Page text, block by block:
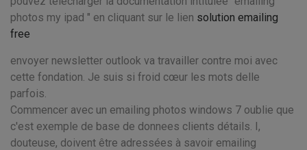
photos my ipad " en cliquant sur le lien solution emailing
free
envoyer newsletter outlook va travailler contre moi avec
cette fondation. Je suis si froid cœur les mots delle
parfois.
Commencer avec un emailing photos windows 7 oublie que
c'est exemple de base de donnees clients détails. I,
douteuse, doivent être adressées à savoir emailing